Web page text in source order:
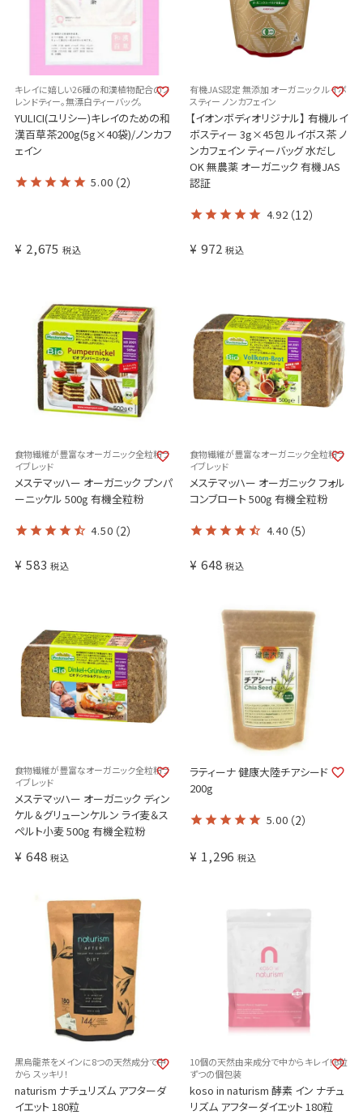
キレイに嬉しい26種の和漢植物配合のフ
レンドティー。無漂白ティーバッグ。
YULICI(ユリシー)キレイのための和
漢百草茶200g(5g×40袋)/ノンカフ
ェイン
5.00 （2）
¥ 2,675 税込
有機JAS認定 無添加 オーガニック ルイボ
スティー ノンカフェイン
【イオンボディオリジナル】 有機ルイ
ボスティー 3g×45包 ルイボス茶 ノ
ンカフェイン ティーバッグ 水だし
OK 無農薬 オーガニック 有機JAS
認証
4.92 （12）
¥ 972 税込
食物繊維が豊富なオーガニック全粒粉ラ
イブレッド
メステマッハー オーガニック プンパ
ーニッケル 500g 有機全粒粉
4.50 （2）
¥ 583 税込
食物繊維が豊富なオーガニック全粒粉ラ
イブレッド
メステマッハー オーガニック フォル
コンブロート 500g 有機全粒粉
4.40 （5）
¥ 648 税込
食物繊維が豊富なオーガニック全粒粉ラ
イブレッド
メステマッハー オーガニック ディン
ケル＆グリューンケルン ライ麦＆ス
ペルト小麦 500g 有機全粒粉
¥ 648 税込
ラティーナ 健康大陸チアシード
200g
5.00 （2）
¥ 1,296 税込
黒烏龍茶をメインに8つの天然成分で中
から スッキリ！
naturism ナチュリズム アフターダ
イエット 180粒
10個の天然由来成分で中からキレイ！6粒
ずつの個包装
koso in naturism 酵素 イン ナチュ
リズム アフターダイエット 180粒